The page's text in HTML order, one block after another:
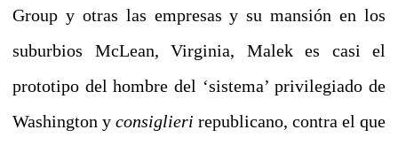
Group y otras las empresas y su mansión en los
suburbios McLean, Virginia, Malek es casi el
prototipo del hombre del ‘sistema’ privilegiado de
Washington y consiglieri republicano, contra el que